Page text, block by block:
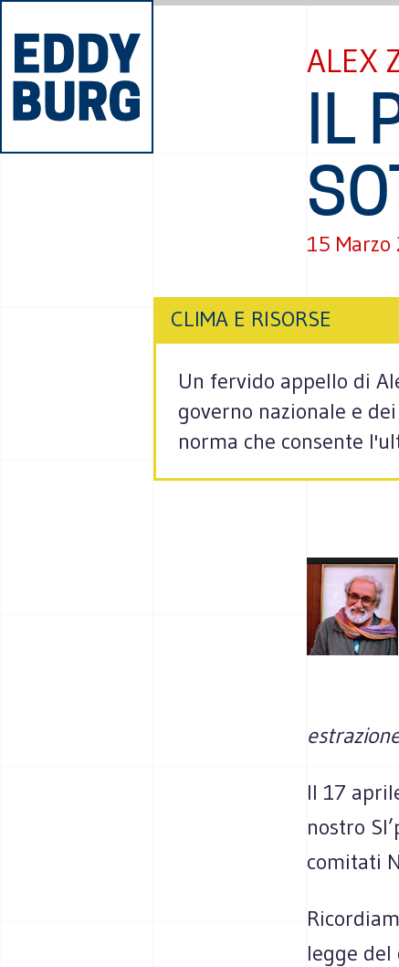
ALEX
IL
15 Marzo
CLIMA E RISORSE
Un fervido appello di
governo nazionale e
norma che consente
Il 17
nostro
comitati
legge